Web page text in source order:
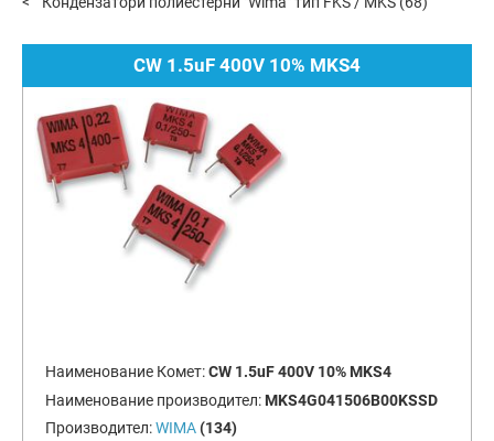
CW 1.5uF 400V 10% MKS4
Наименование Комет:CW 1.5uF 400V 10% MKS4
Наименование производител: MKS4G041506B00KSSD
Производител:WIMA (134)